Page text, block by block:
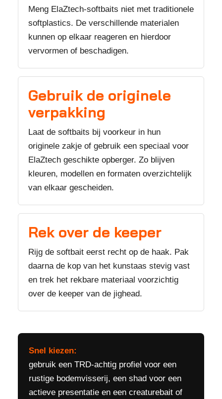
Meng ElaZtech-softbaits niet met traditionele
softplastics. De verschillende materialen
kunnen op elkaar reageren en hierdoor
vervormen of beschadigen.
Gebruik de originele
verpakking
Laat de softbaits bij voorkeur in hun
originele zakje of gebruik een speciaal voor
ElaZtech geschikte opberger. Zo blijven
kleuren, modellen en formaten overzichtelijk
van elkaar gescheiden.
Rek over de keeper
Rijg de softbait eerst recht op de haak. Pak
daarna de kop van het kunstaas stevig vast
en trek het rekbare materiaal voorzichtig
over de keeper van de jighead.
Snel kiezen:
gebruik een TRD-achtig profiel voor een
rustige bodemvisserij, een shad voor een
actieve presentatie en een creaturebait of